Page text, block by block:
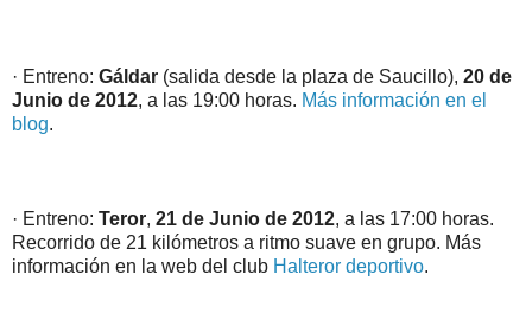
· Entreno: Gáldar (salida desde la plaza de Saucillo), 20 de
Junio de 2012, a las 19:00 horas. Más información en el
blog.
· Entreno: Teror, 21 de Junio de 2012, a las 17:00 horas.
Recorrido de 21 kilómetros a ritmo suave en grupo. Más
información en la web del club Halteror deportivo.